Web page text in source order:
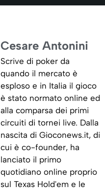
Cesare Antonini
Scrive di poker da
quando il mercato è
esploso e in Italia il gioco
è stato normato online ed
alla comparsa dei primi
circuiti di tornei live. Dalla
nascita di Gioconews.it, di
cui è co-founder, ha
lanciato il primo
quotidiano online proprio
sul Texas Hold'em e le